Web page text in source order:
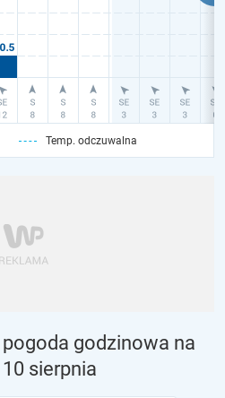
Temp. odczuwalna
godzinowa na
sierpnia